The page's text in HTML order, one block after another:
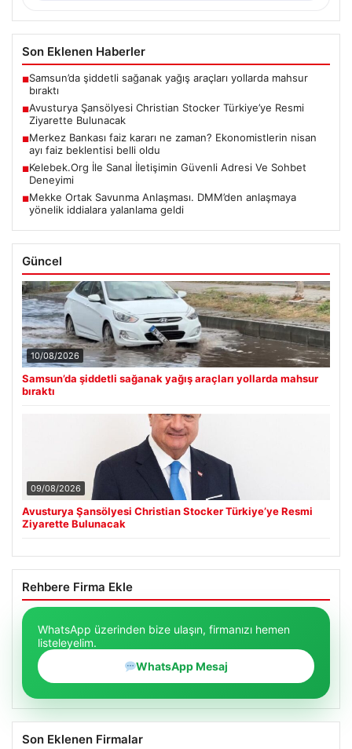
Son Eklenen Haberler
■Samsun’da şiddetli sağanak yağış araçları yollarda mahsur
bıraktı
■Avusturya Şansölyesi Christian Stocker Türkiye’ye Resmi
Ziyarette Bulunacak
■Merkez Bankası faiz kararı ne zaman? Ekonomistlerin nisan
ayı faiz beklentisi belli oldu
■Kelebek.Org İle Sanal İletişimin Güvenli Adresi Ve Sohbet
Deneyimi
■Mekke Ortak Savunma Anlaşması. DMM’den anlaşmaya
yönelik iddialara yalanlama geldi
Güncel
10/08/2026
Samsun’da şiddetli sağanak yağış araçları yollarda mahsur
bıraktı
09/08/2026
Avusturya Şansölyesi Christian Stocker Türkiye’ye Resmi
Ziyarette Bulunacak
Rehbere Firma Ekle
WhatsApp üzerinden bize ulaşın, firmanızı hemen
listeleyelim.
WhatsApp Mesaj
Son Eklenen Firmalar